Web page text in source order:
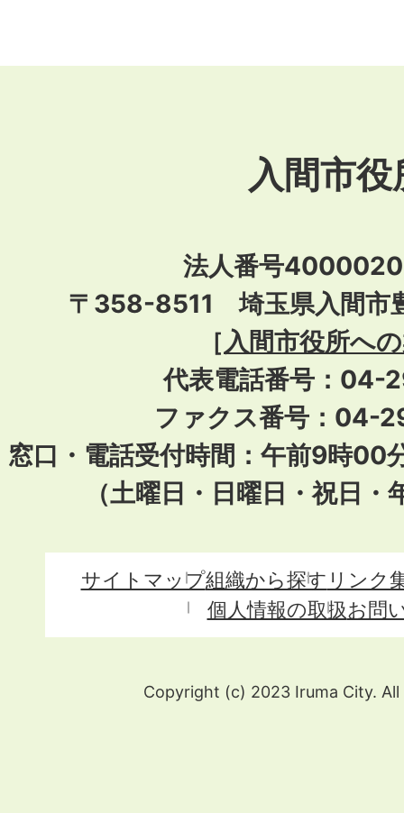
入間市役
法人番号
〒358-8511 埼玉県入間市
［ 入間市役所へ
代表電話番号：04-
ファクス番号：04-
窓口・電話受付時間：午前9時00
（土曜日・日曜日・祝日
サイトマップ組織から探す リンク
個人情報の取扱お問
Copyright (c) 2023 Iruma City. All